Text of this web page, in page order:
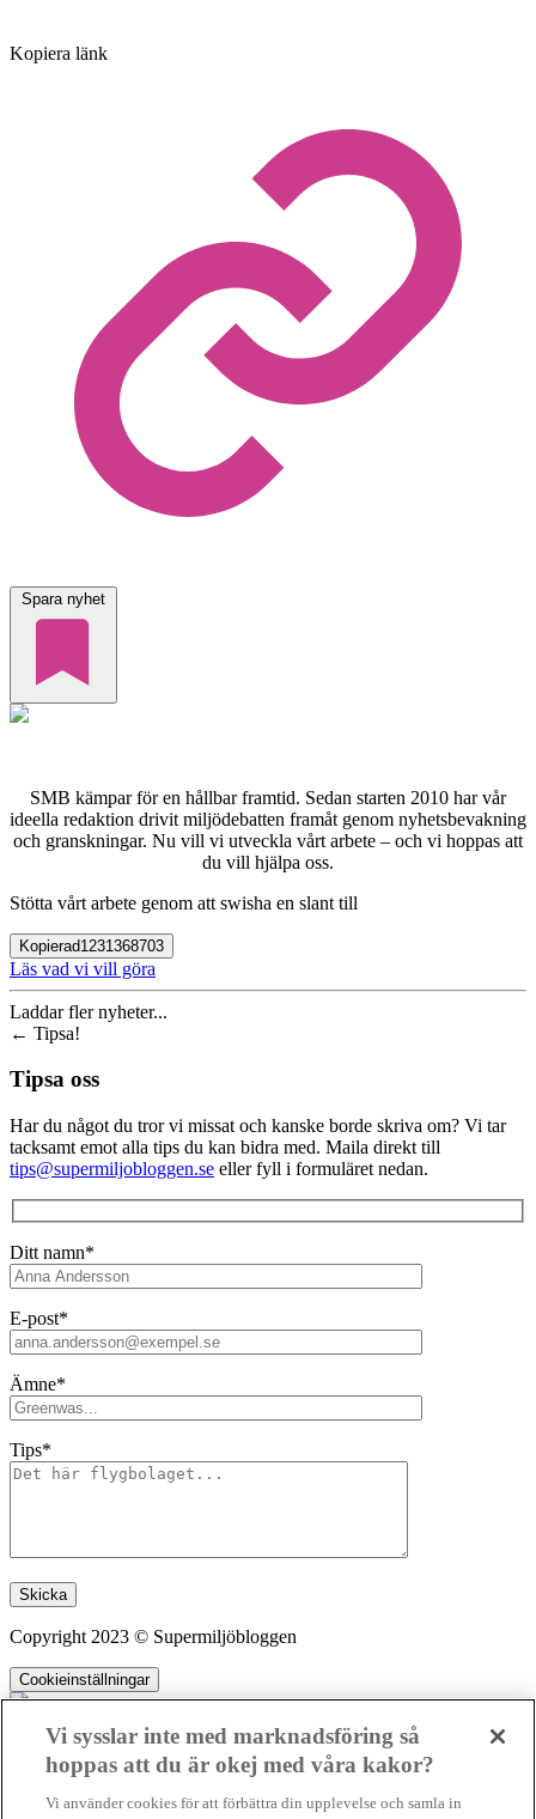
Kopiera länk
Spara nyhet
SMB kämpar för en hållbar framtid. Sedan starten 2010 har vår
ideella redaktion drivit miljödebatten framåt genom nyhetsbevakning
och granskningar. Nu vill vi utveckla vårt arbete – och vi hoppas att
du vill hjälpa oss.
Stötta vårt arbete genom att swisha en slant till
Kopierad1231368703
Läs vad vi vill göra
Laddar fler nyheter...
← Tipsa!
Tipsa oss
Har du något du tror vi missat och kanske borde skriva om? Vi tar
tacksamt emot alla tips du kan bidra med. Maila direkt till
tips@supermiljobloggen.se eller fyll i formuläret nedan.
Ditt namn*
E-post*
Ämne*
Tips*
Lämna detta fält tomt.
Copyright 2023 © Supermiljöbloggen
Cookieinställningar
ideella redaktion drivit miljödebatten framåt genom nyhetsbevakning
Vi sysslar inte med marknadsföring så
hoppas att du är okej med våra kakor?
Vi använder cookies för att förbättra din upplevelse och samla in